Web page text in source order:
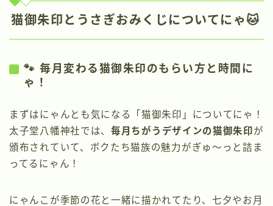
猫御朱印とうさぎおみくじについてにゃ🐱
🐾 毎月変わる猫御朱印のもらい方と時間に
ゃ！
まずはにゃんとも気になる「猫御朱印」についてにゃ！
太子堂八幡神社では、 毎月ちがうデザインの猫御朱印 が
頒布されていて、ボクたち猫族の魅力がぎゅ〜っと詰ま
ってるにゃん！
にゃんこが季節の花と一緒に描かれてたり、七夕やお月